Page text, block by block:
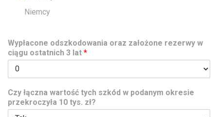
Niemcy
Wypłacone odszkodowania oraz założone rezerwy w
ciągu ostatnich 3 lat *
Czy łączna wartość tych szkód w podanym okresie
przekroczyła 10 tys. zł?